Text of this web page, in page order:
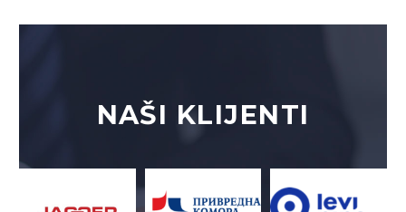
NAŠI KLIJENTI